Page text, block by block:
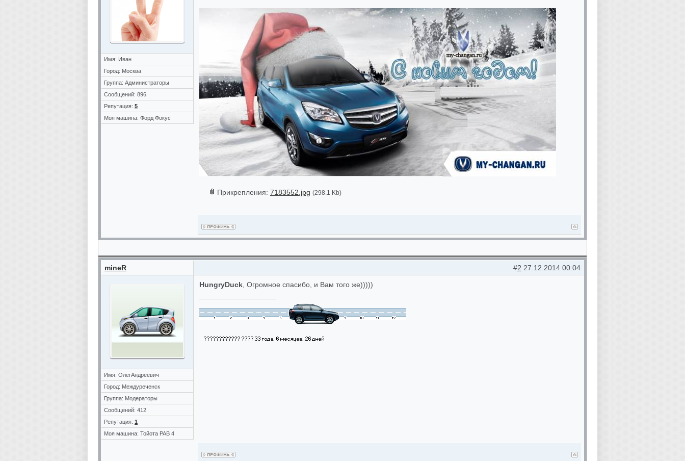
Имя: Иван
Город: Москва
Группа: Администраторы
Сообщений: 896
Репутация: 5
Моя машина: Форд Фокус
Прикрепления: 7183552.jpg (298.1 Kb)
mineR
Имя: ОлегАндреевич
Город: Междуреченск
Группа: Модераторы
Сообщений: 412
Репутация: 1
Моя машина: Тойота РАВ 4
#2 27.12.2014 00:04
HungryDuck , Огромное спасибо, и Вам того же)))))